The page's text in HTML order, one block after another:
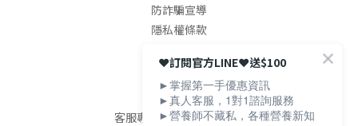
防詐騙宣導
隱私權條款
聯絡我們
客服專線 / (04)2568-0800
❤️訂閱官方LINE❤️送$100
►掌握第一手優惠資訊
►真人客服，1對1諮詢服務
►營養師不藏私，各種營養新知